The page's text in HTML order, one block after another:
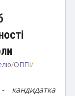
/ОППІ/